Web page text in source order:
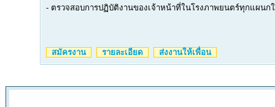
- ตรวจสอบการปฏิบัติงานของเจ้าหน้าที่ในโรงภาพยนตร์ทุกแผนก
สมัครงาน รายละเอียด ส่งงานให้เพื่อน